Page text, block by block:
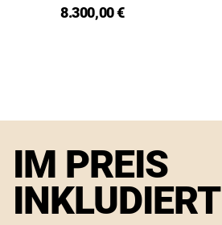
8.300,00 €
IM PREIS
INKLUDIERT